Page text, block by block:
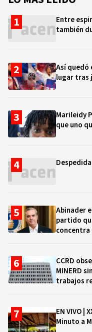
Entre
también
Así quedó
lugar tras
Marileidy
que uno
Abinader
partido
concentra
CCRD
MINERD
trabajos
EN VIVO |
Minuto a